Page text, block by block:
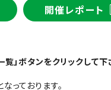
開催レポート
」ボタンをクリックして下
っております。